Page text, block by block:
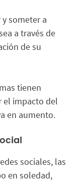
someter a
a través de
de su
tienen
el impacto del
en aumento.
sociales, las
en soledad,